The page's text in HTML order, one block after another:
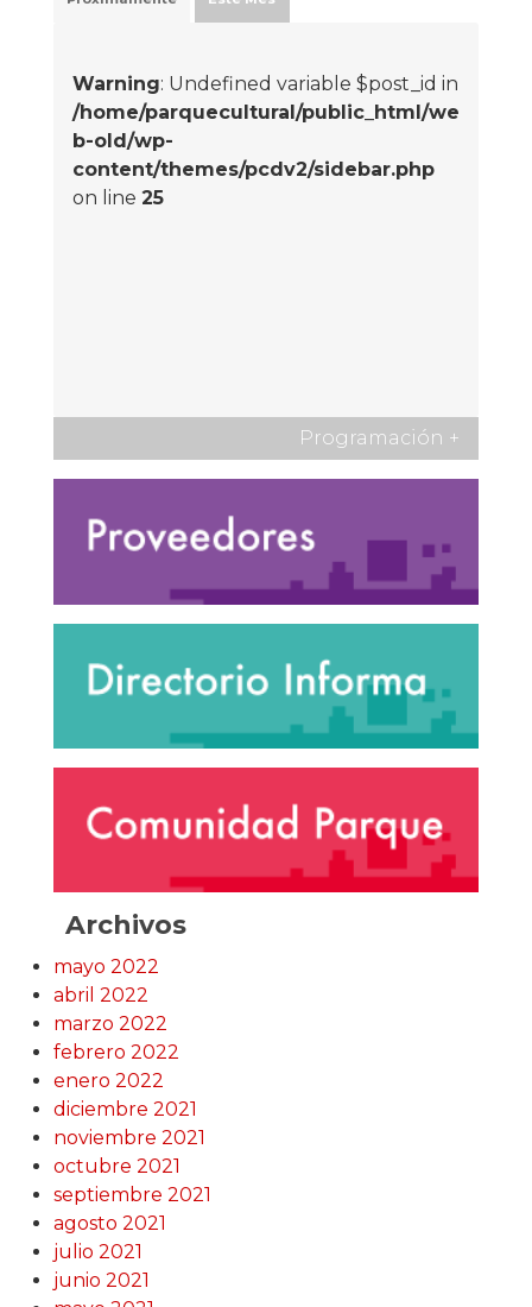
Warning: Undefined variable $post_id in
/home/parquecultural/public_html/we
b-old/wp-
content/themes/pcdv2/sidebar.php
on line 25
Programación +
Archivos
mayo 2022
abril 2022
marzo 2022
febrero 2022
enero 2022
diciembre 2021
noviembre 2021
octubre 2021
septiembre 2021
agosto 2021
julio 2021
junio 2021